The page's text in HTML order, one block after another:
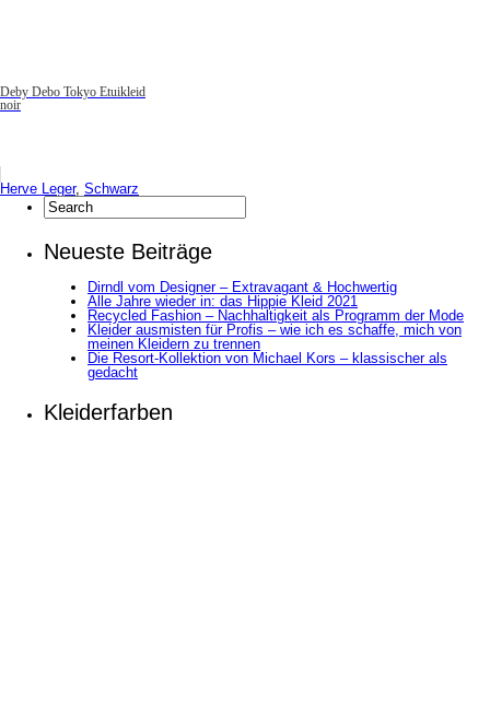
Deby Debo Tokyo Etuikleid
noir
Herve Leger, Schwarz
Neueste Beiträge
Dirndl vom Designer – Extravagant & Hochwertig
Alle Jahre wieder in: das Hippie Kleid 2021
Recycled Fashion – Nachhaltigkeit als Programm der Mode
Kleider ausmisten für Profis – wie ich es schaffe, mich von
meinen Kleidern zu trennen
Die Resort-Kollektion von Michael Kors – klassischer als
gedacht
Kleiderfarben